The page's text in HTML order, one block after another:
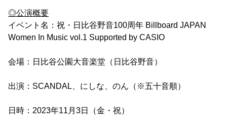
◎公演概要
イベント名：祝・日比谷野音100周年 Billboard JAPAN
Women In Music vol.1 Supported by CASIO
会場：日比谷公園大音楽堂（日比谷野音）
出演：SCANDAL、にしな、のん（※五十音順）
日時：2023年11月3日（金・祝）